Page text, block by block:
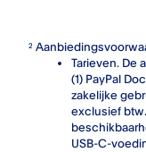
2
Tarieven. De
(1) PayPal
zakelijke
exclusief
USB-C-